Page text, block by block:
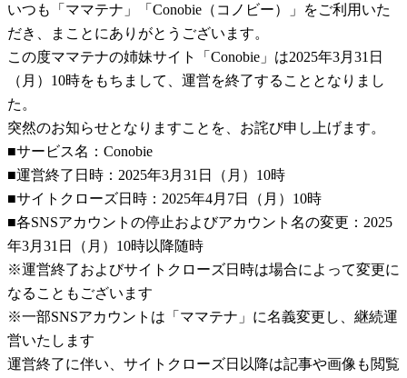
いつも「ママテナ」「Conobie（コノビー）」をご利用いた
だき、まことにありがとうございます。
この度ママテナの姉妹サイト「Conobie」は2025年3月31日
（月）10時をもちまして、運営を終了することとなりまし
た。
突然のお知らせとなりますことを、お詫び申し上げます。
■サービス名：Conobie
■運営終了日時：2025年3月31日（月）10時
■サイトクローズ日時：2025年4月7日（月）10時
■各SNSアカウントの停止およびアカウント名の変更：2025
年3月31日（月）10時以降随時
※運営終了およびサイトクローズ日時は場合によって変更に
なることもございます
※一部SNSアカウントは「ママテナ」に名義変更し、継続運
営いたします
運営終了に伴い、サイトクローズ日以降は記事や画像も閲覧